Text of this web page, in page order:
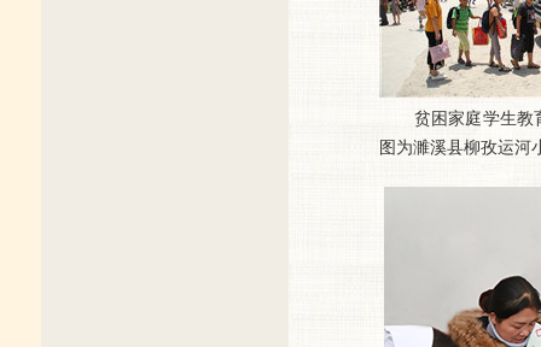
贫困家庭学生教
图为濉溪县柳孜运河